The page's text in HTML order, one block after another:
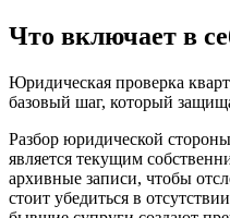
Что включает в
Юридическая проверка
базовый шаг, который
Разбор юридической
является текущим
архивные записи, чтобы
стоит убедиться в